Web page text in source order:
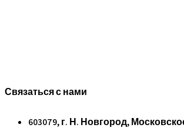
Связаться с нами
603079, г. Н. Новгород,